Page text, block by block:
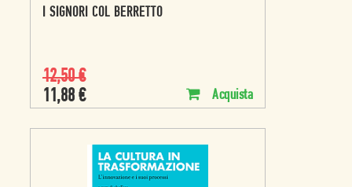
I SIGNORI COL BERRETTO
12,50€
11,88 € Acquista